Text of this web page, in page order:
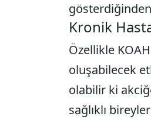
Kronik
Özellikle
oluşabilecek
olabilir ki
sağlıklı